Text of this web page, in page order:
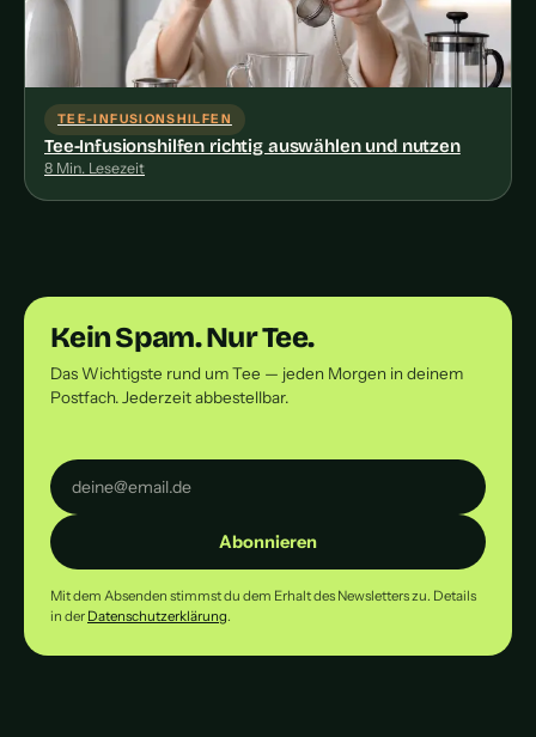
TEE-INFUSIONSHILFEN
Tee-Infusionshilfen richtig auswählen und nutzen
8 Min. Lesezeit
Kein Spam. Nur Tee.
Das Wichtigste rund um Tee — jeden Morgen in deinem
Postfach. Jederzeit abbestellbar.
Abonnieren
Mit dem Absenden stimmst du dem Erhalt des Newsletters zu. Details
in der Datenschutzerklärung.